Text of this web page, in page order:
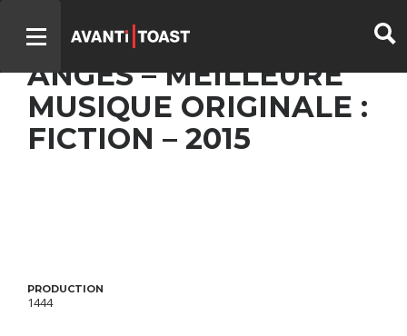
LE BERCEAU DES
ANGES – MEILLEURE
MUSIQUE ORIGINALE :
FICTION – 2015
PRODUCTION
1444